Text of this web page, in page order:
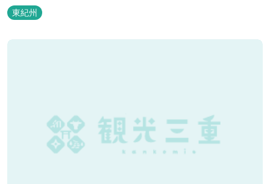
為の多彩なイベンを開催。施設内のいたるところに、熊野灘の青い
海や雄大な夕日の大パノラマ等、大自然を感じていただけるよう設
計しています。 当館は全室スイート、美食オールインクルーシブを
東紀州